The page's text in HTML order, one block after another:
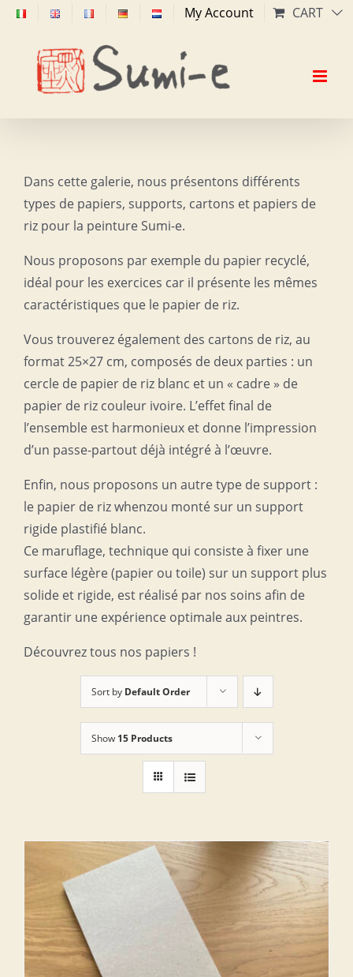
Skip
content
My Account CART
Dans cette galerie, nous présentons différents
types de papiers, supports, cartons et papiers de
riz pour la peinture Sumi-e.
Nous proposons par exemple du papier recyclé,
idéal pour les exercices car il présente les mêmes
caractéristiques que le papier de riz.
Vous trouverez également des cartons de riz, au
format 25×27 cm, composés de deux parties : un
cercle de papier de riz blanc et un « cadre » de
papier de riz couleur ivoire. L’effet final de
l’ensemble est harmonieux et donne l’impression
d’un passe-partout déjà intégré à l’œuvre.
Enfin, nous proposons un autre type de support :
le papier de riz whenzou monté sur un support
rigide plastifié blanc.
Ce maruflage, technique qui consiste à fixer une
surface légère (papier ou toile) sur un support plus
solide et rigide, est réalisé par nos soins afin de
garantir une expérience optimale aux peintres.
Découvrez tous nos papiers !
Sort by Default Order
Show 15 Products